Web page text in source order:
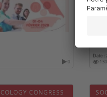
0
Date :
CONGRESS